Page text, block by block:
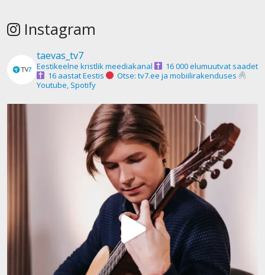
Instagram
taevas_tv7
Eestikeelne kristlik meediakanal
16 000 elumuutvat saadet
16 aastat Eestis
Otse: tv7.ee ja mobiilirakenduses
Youtube, Spotify